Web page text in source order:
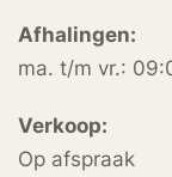
Afhalingen:
ma. t/m vr.:
Verkoop:
Op afspraak